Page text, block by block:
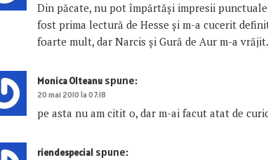
Din păcate, nu pot împărtăşi impresii
fost prima lectură de Hesse şi m-a cucerit
foarte mult, dar Narcis şi Gură de Aur m-a
Monica Olteanu spune:
20 mai 2010 la 07:18
pe asta nu am citit o, dar m-ai facut atat de
riendespecial spune: